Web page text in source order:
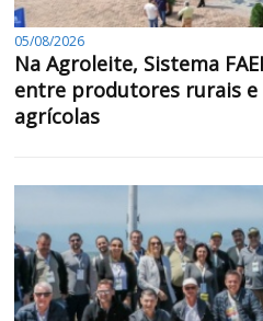
05/08/2026
Na Agroleite, Sistema
entre produtores rurais e
agrícolas